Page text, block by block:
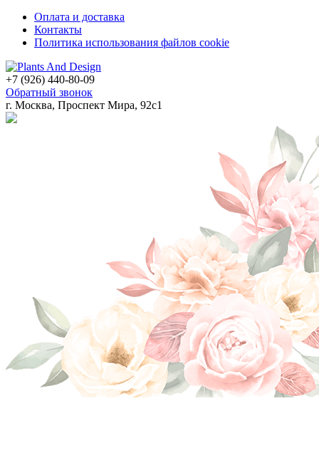
Оплата и доставка
Контакты
Политика использования файлов cookie
+7 (926) 440-80-09
Обратный звонок
г. Москва, Проспект Мира, 92с1